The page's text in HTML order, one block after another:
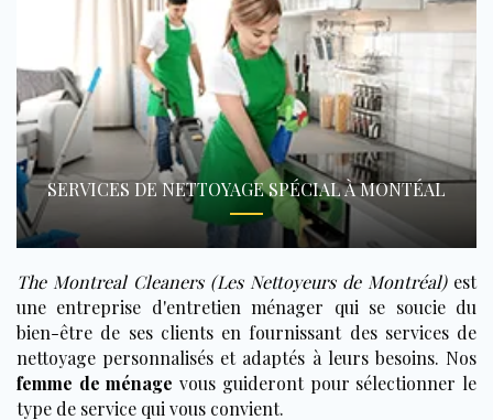
SERVICES DE NETTOYAGE SPÉCIAL À MONTÉAL
The Montreal Cleaners (Les Nettoyeurs de Montréal)est
une entreprise d'entretien ménager qui se soucie du
bien-être de ses clients en fournissant des services de
nettoyage personnalisés et adaptés à leurs besoins. Nos
femme de ménage vous guideront pour sélectionner le
type de service qui vous convient.